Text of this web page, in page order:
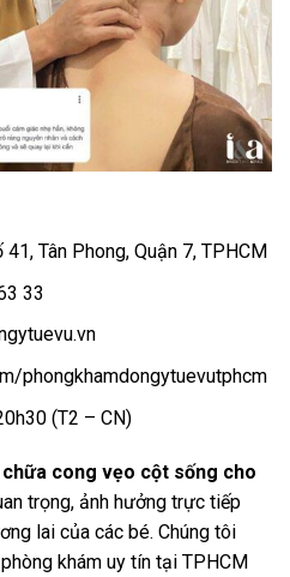
Tân Phong, Quận 7, TPHCM
33
phongkhamdongytuevutphcm
(T2 – CN)
cong vẹo cột sống cho
trọng, ảnh hưởng trực tiếp
lai của các bé. Chúng tôi
khám uy tín tại TPHCM